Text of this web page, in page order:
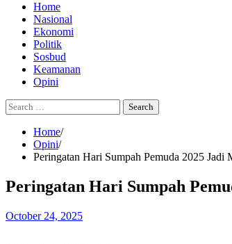
Home
Nasional
Ekonomi
Politik
Sosbud
Keamanan
Opini
Search
for:
Home
Opini
Peringatan Hari Sumpah Pemuda 2025
Peringatan Hari Sumpah
October 24, 2025